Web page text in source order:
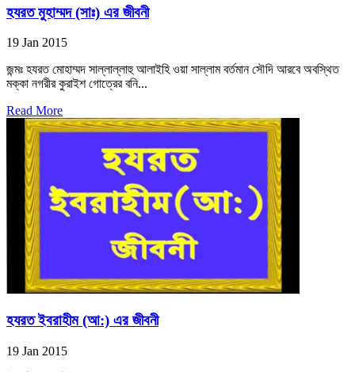
হযরত মুহাম্মদ (সাঃ) এর জীবনী
19 Jan 2015
জন্মঃ হযরত মোহাম্মদ সাল্লাল্লাহু আলাইহি ওয়া সাল্লাম বর্তমান সৌদি আরবে অবস্থিত
মক্কা নগরীর কুরাইশ গোত্রের বনি...
Read More
হযরত ইবরাহীম (আ:) এর জীবনী
19 Jan 2015